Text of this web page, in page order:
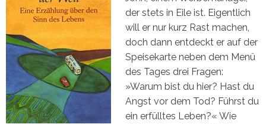
der stets in Eile ist. Eigentlich
will er nur kurz Rast machen,
doch dann entdeckt er auf der
Speisekarte neben dem Menü
des Tages drei Fragen:
»Warum bist du hier? Hast du
Angst vor dem Tod? Führst du
ein erfülltes Leben?« Wie